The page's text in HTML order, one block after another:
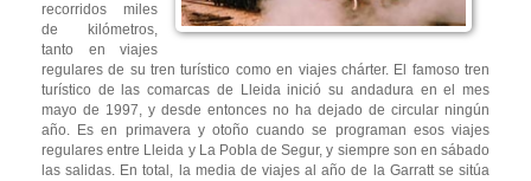
recorridos miles
de kilómetros,
tanto en viajes
regulares de su tren turístico como en viajes chárter. El famoso tren
turístico de las comarcas de Lleida inició su andadura en el mes
mayo de 1997, y desde entonces no ha dejado de circular ningún
año. Es en primavera y otoño cuando se programan esos viajes
regulares entre Lleida y La Pobla de Segur, y siempre son en sábado
las salidas. En total, la media de viajes al año de la Garratt se sitúa